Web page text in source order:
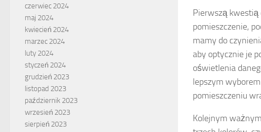
Pierwszą kwestią
pomieszczenie,
mamy do
aby optycznie je
oświetlenia
lepszym
pomieszczeniu
Kolejnym
czerwiec 2024
maj 2024
kwiecień 2024
marzec 2024
luty 2024
styczeń 2024
grudzień 2023
listopad 2023
październik 2023
wrzesień 2023
sierpień 2023